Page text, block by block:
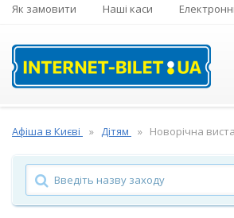
Як замовити Наші каси
Афіша в Києві Дітям Новорічна